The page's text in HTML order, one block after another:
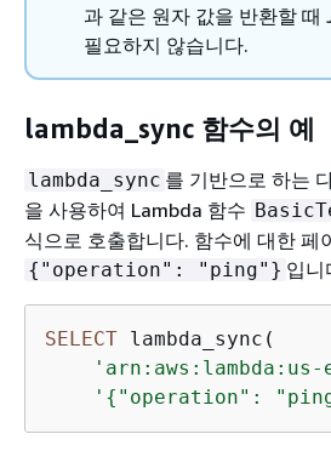
과 같은 원자 값을 반환할 때
필요하지 않습니다.
lambda_sync 함수의 예
lambda_sync 를 기반으로 하는
을 사용하여 Lambda 함수
식으로 호출합니다. 함수에 대한 페
{ "operation": "ping"} 입니
SELECT lambda_sync(
'arn:aws:lambda:us-
' { "operation":